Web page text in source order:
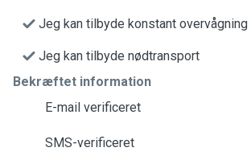
Jeg kan tilbyde konstant overvågning
Jeg kan tilbyde nødtransport
Bekræftet information
E-mail verificeret
SMS-verificeret